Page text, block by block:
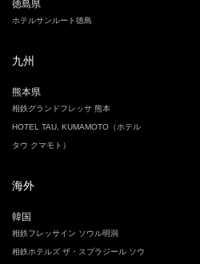
徳島県
ホテルサンルート徳島
九州
熊本県
相鉄グランドフレッサ 熊本
HOTEL TAU, KUMAMOTO（ホテル
タウ クマモト）
海外
韓国
相鉄フレッサイン ソウル明洞
相鉄ホテルズ ザ・スプラジール ソウ